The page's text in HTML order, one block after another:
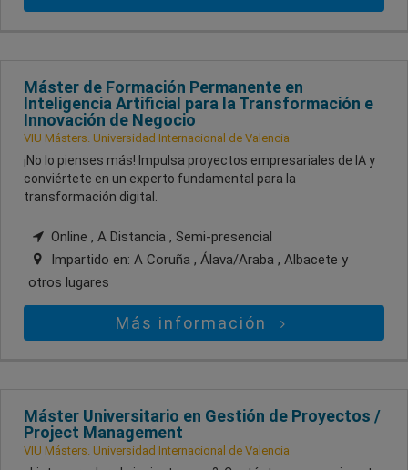
Máster de Formación Permanente en
Inteligencia Artificial para la Transformación e
Innovación de Negocio
VIU Másters. Universidad Internacional de Valencia
¡No lo pienses más! Impulsa proyectos empresariales de IA y
conviértete en un experto fundamental para la
transformación digital.
Online , A Distancia , Semi-presencial
Impartido en: A Coruña , Álava/Araba , Albacete y
otros lugares
Más información
Máster Universitario en Gestión de Proyectos /
Project Management
VIU Másters. Universidad Internacional de Valencia